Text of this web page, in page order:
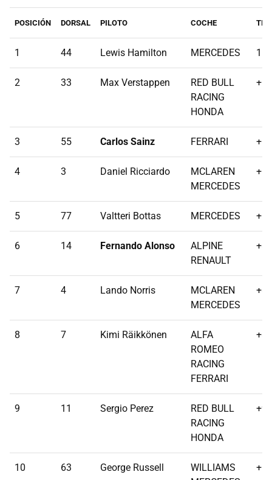
POSICIÓN DORSAL PILOTO COCHE
1 44 Lewis Hamilton MERCEDES
2 33 Max Verstappen
RED BULL
RACING
HONDA
3 55 Carlos Sainz FERRARI
4 3 Daniel Ricciardo
MCLAREN
MERCEDES
5 77 Valtteri Bottas MERCEDES
6 14 Fernando Alonso
ALPINE
RENAULT
7 4 Lando Norris
MCLAREN
MERCEDES
8 7 Kimi Räikkönen
ALFA
ROMEO
RACING
FERRARI
9 11 Sergio Perez
RED BULL
RACING
HONDA
10 63 George Russell
WILLIAMS